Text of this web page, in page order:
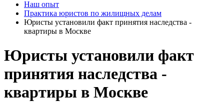
Наш опыт
Практика юристов по жилищных делам
Юристы установили факт принятия наследства -
квартиры в Москве
Юристы установили факт
принятия наследства -
квартиры в Москве